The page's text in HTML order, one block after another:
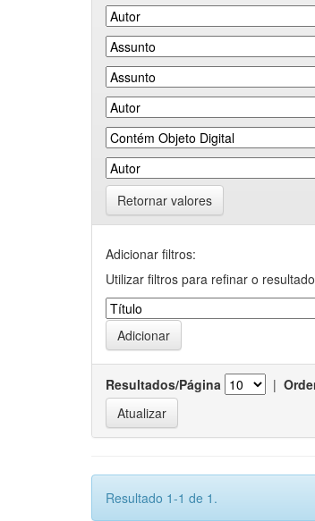
Retornar valores
Adicionar filtros:
Utilizar filtros para refinar o
Resultados/Página |
Resultado 1-1 de 1.